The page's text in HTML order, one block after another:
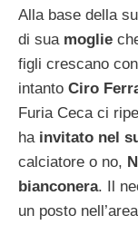
Alla base della
di sua moglie
figli crescano
intanto Ciro
Furia Ceca ci
ha invitato nel
calciatore o no,
bianconera. Il
un posto